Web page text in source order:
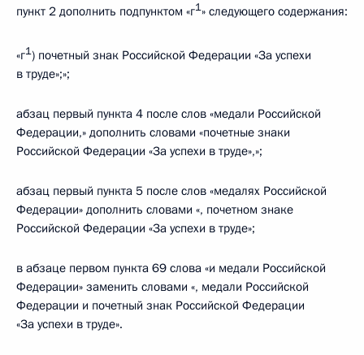
пункт 2 дополнить подпунктом «г1» следующего содержания:
«г1) почетный знак Российской Федерации «За успехи
в труде»;»;
абзац первый пункта 4 после слов «медали Российской
Федерации,» дополнить словами «почетные знаки
Российской Федерации «За успехи в труде»,»;
абзац первый пункта 5 после слов «медалях Российской
Федерации» дополнить словами «, почетном знаке
Российской Федерации «За успехи в труде»;
в абзаце первом пункта 69 слова «и медали Российской
Федерации» заменить словами «, медали Российской
Федерации и почетный знак Российской Федерации
«За успехи в труде».